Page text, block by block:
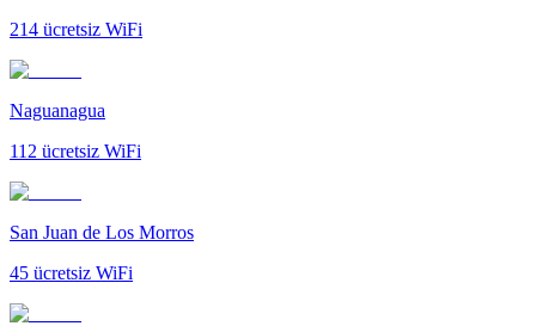
214 ücretsiz WiFi
Naguanagua
112 ücretsiz WiFi
San Juan de Los Morros
45 ücretsiz WiFi